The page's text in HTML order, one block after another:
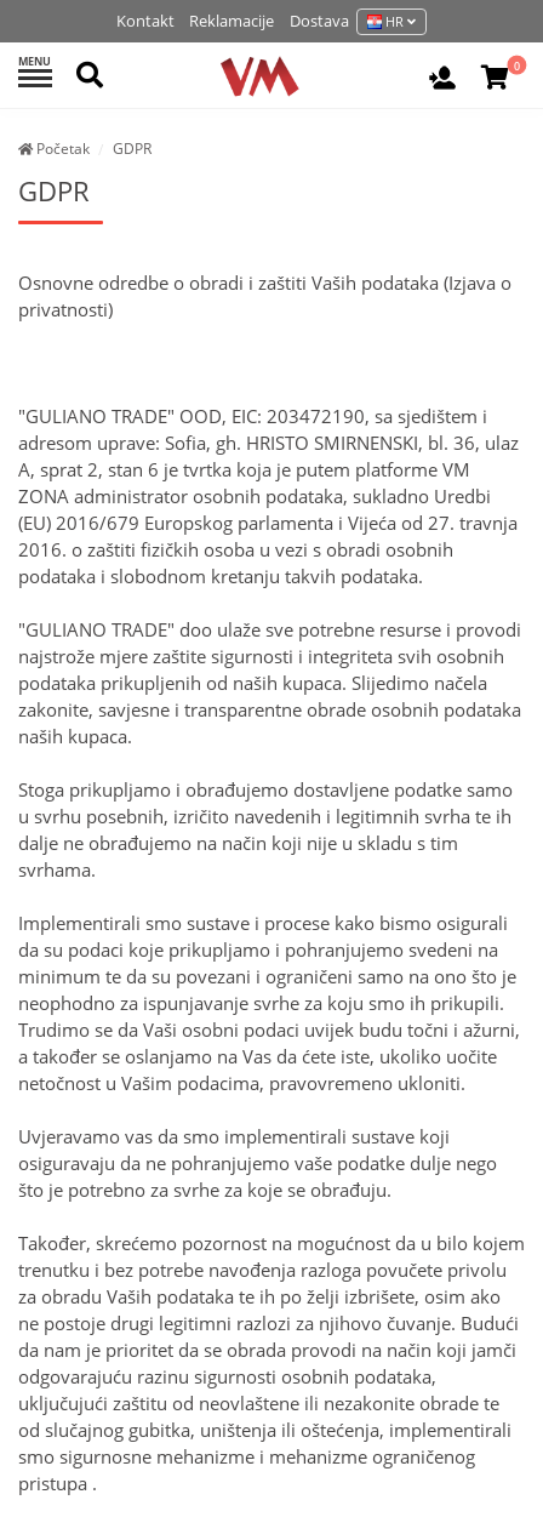
Kontakt Reklamacije Dostava HR
MENU Pretraži Prijavite
0
Početak GDPR
GDPR
Osnovne odredbe o obradi i zaštiti Vaših podataka (Izjava o
privatnosti)
"GULIANO TRADE" OOD, EIC: 203472190, sa sjedištem i
adresom uprave: Sofia, gh. HRISTO SMIRNENSKI, bl. 36, ulaz
A, sprat 2, stan 6 je tvrtka koja je putem platforme VM
ZONA administrator osobnih podataka, sukladno Uredbi
(EU) 2016/679 Europskog parlamenta i Vijeća od 27. travnja
2016. o zaštiti fizičkih osoba u vezi s obradi osobnih
podataka i slobodnom kretanju takvih podataka.
"GULIANO TRADE" doo ulaže sve potrebne resurse i provodi
najstrože mjere zaštite sigurnosti i integriteta svih osobnih
podataka prikupljenih od naših kupaca. Slijedimo načela
zakonite, savjesne i transparentne obrade osobnih podataka
naših kupaca.
Stoga prikupljamo i obrađujemo dostavljene podatke samo
u svrhu posebnih, izričito navedenih i legitimnih svrha te ih
dalje ne obrađujemo na način koji nije u skladu s tim
svrhama.
Implementirali smo sustave i procese kako bismo osigurali
da su podaci koje prikupljamo i pohranjujemo svedeni na
minimum te da su povezani i ograničeni samo na ono što je
neophodno za ispunjavanje svrhe za koju smo ih prikupili.
Trudimo se da Vaši osobni podaci uvijek budu točni i ažurni,
a također se oslanjamo na Vas da ćete iste, ukoliko uočite
netočnost u Vašim podacima, pravovremeno ukloniti.
Uvjeravamo vas da smo implementirali sustave koji
osiguravaju da ne pohranjujemo vaše podatke dulje nego
što je potrebno za svrhe za koje se obrađuju.
Također, skrećemo pozornost na mogućnost da u bilo kojem
trenutku i bez potrebe navođenja razloga povučete privolu
za obradu Vaših podataka te ih po želji izbrišete, osim ako
ne postoje drugi legitimni razlozi za njihovo čuvanje. Budući
da nam je prioritet da se obrada provodi na način koji jamči
odgovarajuću razinu sigurnosti osobnih podataka,
uključujući zaštitu od neovlaštene ili nezakonite obrade te
od slučajnog gubitka, uništenja ili oštećenja, implementirali
smo sigurnosne mehanizme i mehanizme ograničenog
pristupa .